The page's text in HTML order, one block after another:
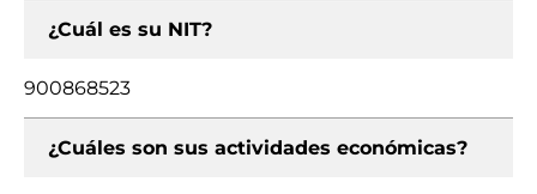
¿Cuál es su NIT?
900868523
¿Cuáles son sus actividades económicas?